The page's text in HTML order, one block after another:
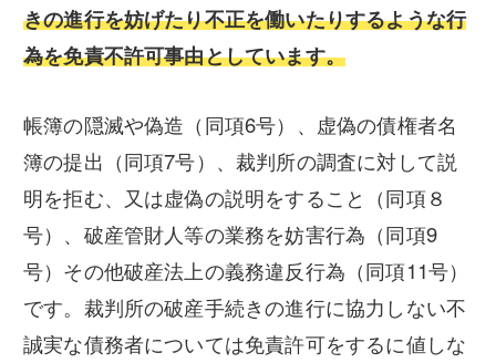
きの進行を妨げたり不正を働いたりするような行
為を免責不許可事由としています。
帳簿の隠滅や偽造（同項6号）、虚偽の債権者名
簿の提出（同項7号）、裁判所の調査に対して説
明を拒む、又は虚偽の説明をすること（同項８
号）、破産管財人等の業務を妨害行為（同項9
号）その他破産法上の義務違反行為（同項11号）
です。裁判所の破産手続きの進行に協力しない不
誠実な債務者については免責許可をするに値しな